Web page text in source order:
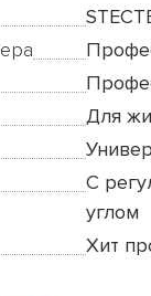
Для
С
углом
Хит